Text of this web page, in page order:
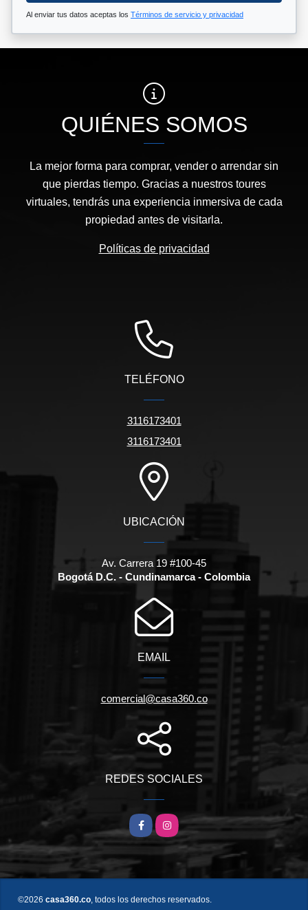
Al enviar tus datos aceptas los Términos de servicio y privacidad
QUIÉNES SOMOS
La mejor forma para comprar, vender o arrendar sin
que pierdas tiempo. Gracias a nuestros toures
virtuales, tendrás una experiencia inmersiva de cada
propiedad antes de visitarla.
Políticas de privacidad
TELÉFONO
3116173401
3116173401
UBICACIÓN
Av. Carrera 19 #100-45
Bogotá D.C. - Cundinamarca - Colombia
EMAIL
comercial@casa360.co
REDES SOCIALES
FacebookInstagram
©2026 casa360.co , todos los derechos reservados.